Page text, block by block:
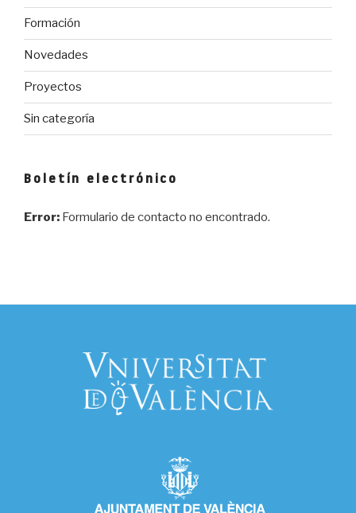
Formación
Novedades
Proyectos
Sin categoría
Boletín electrónico
Error: Formulario de contacto no encontrado.